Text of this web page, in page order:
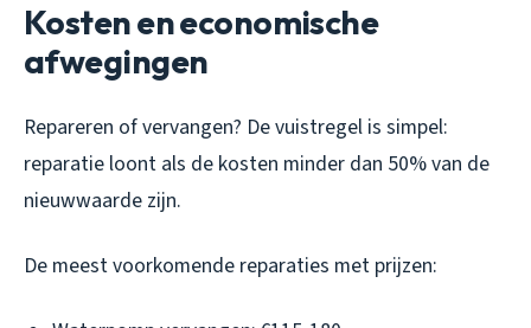
Kosten en economische
afwegingen
Repareren of vervangen? De vuistregel is simpel:
reparatie loont als de kosten minder dan 50% van de
nieuwwaarde zijn.
De meest voorkomende reparaties met prijzen: